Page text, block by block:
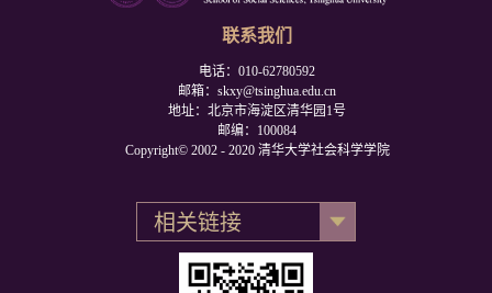
联系我们
电话：010-62780592
邮箱：skxy@tsinghua.edu.cn
地址：北京市海淀区清华园1号
邮编：100084
Copyright© 2002 - 2020 清华大学社会科学学院